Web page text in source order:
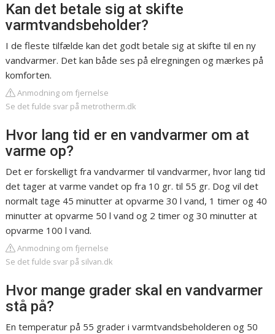
Kan det betale sig at skifte
varmtvandsbeholder?
I de fleste tilfælde kan det godt betale sig at skifte til en ny
vandvarmer. Det kan både ses på elregningen og mærkes på
komforten.
Anmodning om fjernelse
Se det fulde svar på metrotherm.dk
Hvor lang tid er en vandvarmer om at
varme op?
Det er forskelligt fra vandvarmer til vandvarmer, hvor lang tid
det tager at varme vandet op fra 10 gr. til 55 gr. Dog vil det
normalt tage 45 minutter at opvarme 30 l vand, 1 timer og 40
minutter at opvarme 50 l vand og 2 timer og 30 minutter at
opvarme 100 l vand.
Anmodning om fjernelse
Se det fulde svar på silvan.dk
Hvor mange grader skal en vandvarmer
stå på?
En temperatur på 55 grader i varmtvandsbeholderen og 50